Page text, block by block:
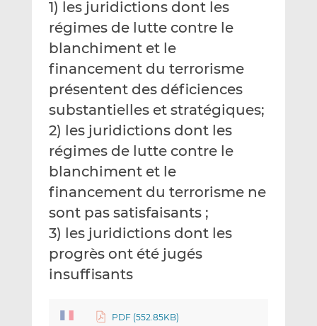
m
a
i
l
L
n
k
e
d
n
F
c
e
b
o
o
k
1) les juridictions dont les
régimes de lutte contre le
blanchiment et le
financement du terrorisme
présentent des déficiences
substantielles et stratégiques;
2) les juridictions dont les
régimes de lutte contre le
blanchiment et le
financement du terrorisme ne
sont pas satisfaisants ;
3) les juridictions dont les
progrès ont été jugés
insuffisants
PDF (552.85KB)